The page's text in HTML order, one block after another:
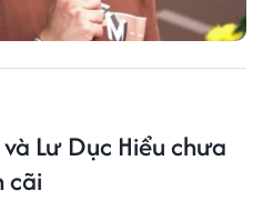
Lư Dục Hiểu chưa
cãi